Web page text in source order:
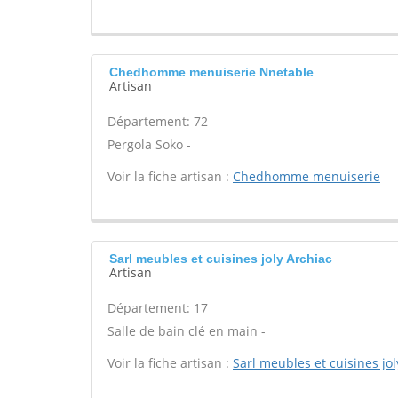
Chedhomme menuiserie Nnetable
Artisan
Département: 72
Pergola Soko -
Voir la fiche artisan : Chedhomme menuiserie
Sarl meubles et cuisines joly Archiac
Artisan
Département: 17
Salle de bain clé en main -
Voir la fiche artisan : Sarl meubles et cuisines